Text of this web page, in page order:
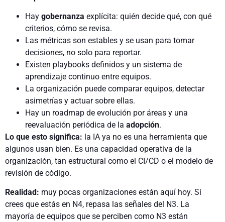
Hay gobernanza explícita: quién decide qué, con qué
criterios, cómo se revisa.
Las métricas son estables y se usan para tomar
decisiones, no solo para reportar.
Existen playbooks definidos y un sistema de
aprendizaje continuo entre equipos.
La organización puede comparar equipos, detectar
asimetrías y actuar sobre ellas.
Hay un roadmap de evolución por áreas y una
reevaluación periódica de la adopción.
Lo que esto significa: la IA ya no es una herramienta que
algunos usan bien. Es una capacidad operativa de la
organización, tan estructural como el CI/CD o el modelo de
revisión de código.
Realidad: muy pocas organizaciones están aquí hoy. Si
crees que estás en N4, repasa las señales del N3. La
mayoría de equipos que se perciben como N3 están